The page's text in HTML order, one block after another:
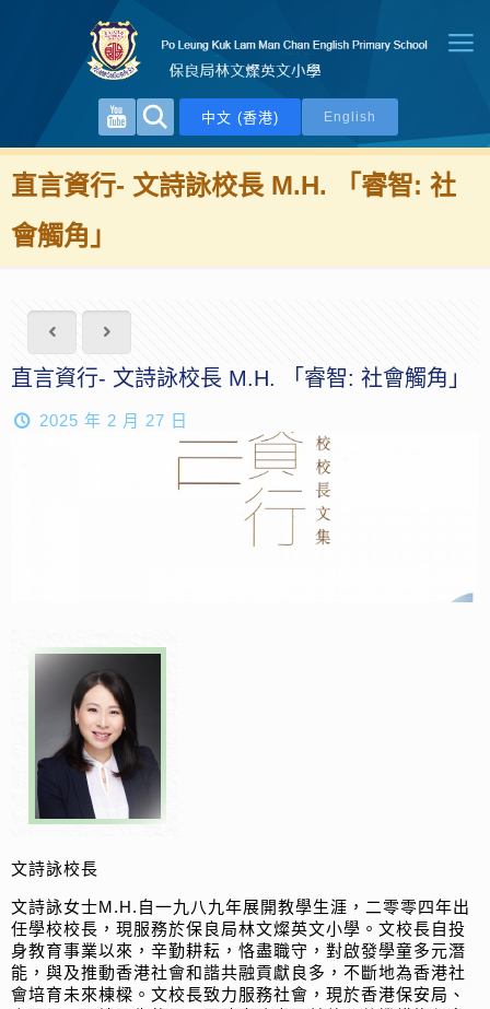
中文 (香港) English
直言資行- 文詩詠校長 M.H. 「睿智: 社
會觸角」
直言資行- 文詩詠校長 M.H. 「睿智: 社會觸角」
2025 年 2 月 27 日
文詩詠校長
文詩詠女士M.H.自一九八九年展開教學生涯，二零零四年出
任學校校長，現服務於保良局林文燦英文小學。文校長自投
身教育事業以來，辛勤耕耘，恪盡職守，對啟發學童多元潛
能，與及推動香港社會和諧共融貢獻良多，不斷地為香港社
會培育未來棟樑。文校長致力服務社會，現於香港保安局、